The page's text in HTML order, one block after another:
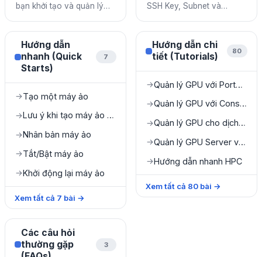
bạn khởi tạo và quản lý
bảo mật và linh hoạt.
SSH Key, Subnet và
Server.
Hướng dẫn
nhanh (Quick
Starts)
7
→Tạo một máy ảo
→ Lưu ý khi tạo máy ảo từ file ISO
→Nhân bản máy ảo
→Tắt/Bật máy ảo
→Khởi động lại máy ảo
Xem tất cả 7 bài →
Hướng dẫn chi
tiết (Tutorials)
80
→ Quản lý GPU với Portal Console
→ Quản lý GPU với Console Portal
→ Quản lý GPU cho dịch vụ Specific
→ Quản lý GPU Server với HPC Portal
→Hướng dẫn nhanh HPC
Xem tất cả 80 bài →
Các câu hỏi
thường gặp
3